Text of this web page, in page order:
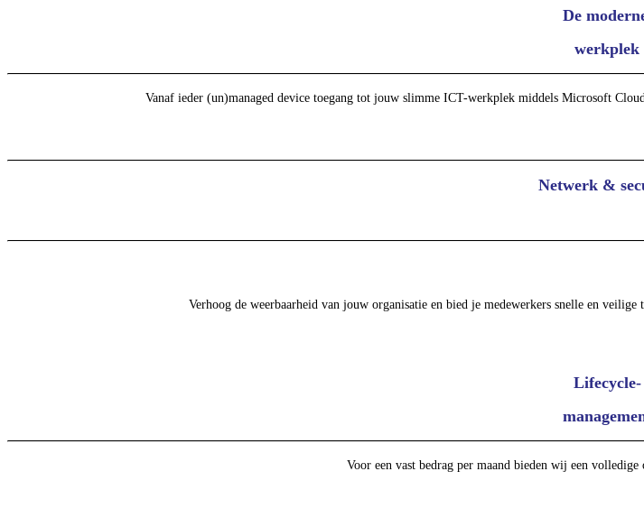
De
werkplek
Vanaf ieder (un)managed device toegang tot jouw slimme ICT-werkplek middels Microsoft
Netwerk &
Verhoog de weerbaarheid van jouw organisatie en bied je medewerkers snelle en
Lifecycle-
Voor een vast bedrag per maand bieden wij een